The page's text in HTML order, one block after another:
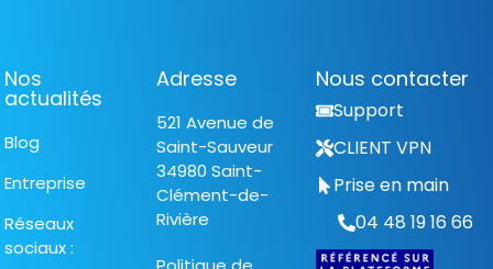
Nos
actualités
Blog
Entreprise
Réseaux
sociaux :
Adresse
521 Avenue de
Saint-Sauveur
34980 Saint-
Clément-de-
Rivière
Nous contacter
Support
CLIENT VPN
Prise en main
04 48 19 16 66